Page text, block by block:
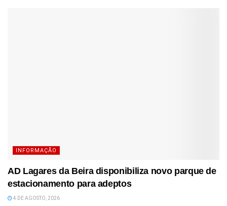
INFORMAÇÃO
AD Lagares da Beira disponibiliza novo parque de
estacionamento para adeptos
4 DE AGOSTO, 2026